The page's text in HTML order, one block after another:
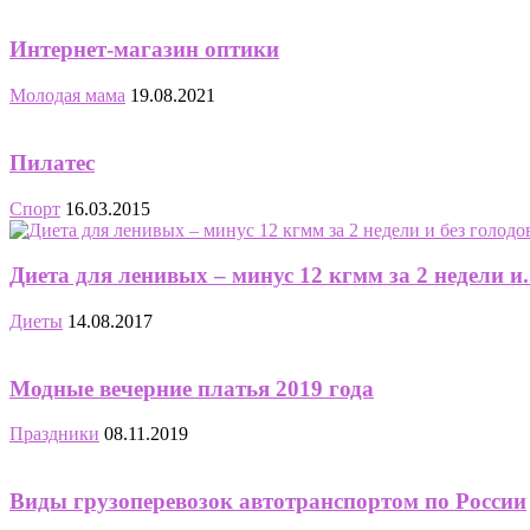
Интернет-магазин оптики
Молодая мама 19.08.2021
Пилатес
Спорт 16.03.2015
Диета для ленивых – минус 12 кгмм за 2 недели
Диеты 14.08.2017
Модные вечерние платья 2019 года
Праздники 08.11.2019
Виды грузоперевозок автотранспортом по России